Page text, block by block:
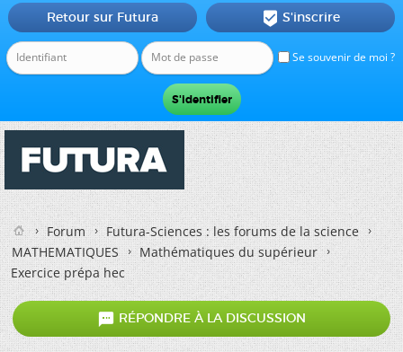
Se souvenir de moi ?
Retour sur Futura  S'inscrire
Forum
Futura-Sciences : les forums de la science
MATHEMATIQUES
Mathématiques du supérieur
Exercice prépa hec
 RÉPONDRE À LA DISCUSSION